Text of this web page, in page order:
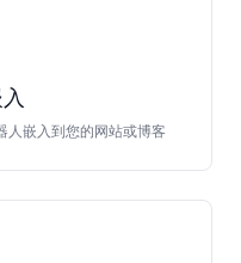
人嵌入到您的网站或博客